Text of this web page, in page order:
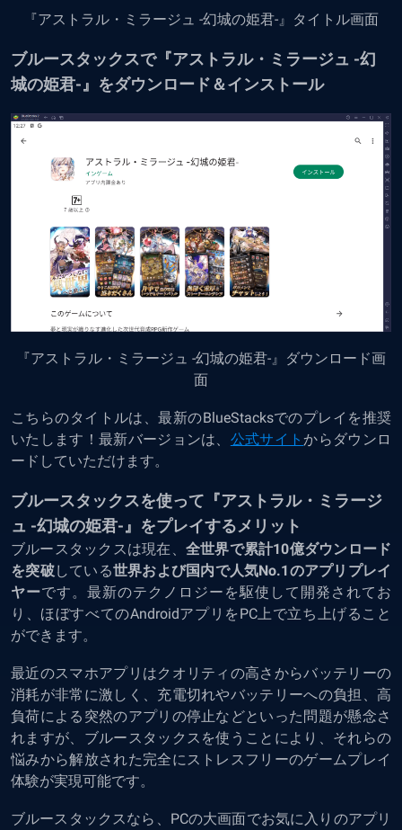
『アストラル・ミラージュ -幻城の姫君-』タイトル画面
ブルースタックスで『アストラル・ミラージュ -幻
城の姫君-』をダウンロード＆インストール
『アストラル・ミラージュ -幻城の姫君-』ダウンロード画
面
こちらのタイトルは、最新のBlueStacksでのプレイを推奨
いたします！最新バージョンは、 公式サイトからダウンロ
ードしていただけます。
ブルースタックスを使って『アストラル・ミラージ
ュ -幻城の姫君-』をプレイするメリット
ブルースタックスは現在、 全世界で累計10億ダウンロード
を突破している世界および国内で人気No.1のアプリプレイ
ヤーです。最新のテクノロジーを駆使して開発されてお
り、ほぼすべてのAndroidアプリをPC上で立ち上げること
ができます。
最近のスマホアプリはクオリティの高さからバッテリーの
消耗が非常に激しく、充電切れやバッテリーへの負担、高
負荷による突然のアプリの停止などといった問題が懸念さ
れますが、ブルースタックスを使うことにより、それらの
悩みから解放された完全にストレスフリーのゲームプレイ
体験が実現可能です。
ブルースタックスなら、PCの大画面でお気に入りのアプリ